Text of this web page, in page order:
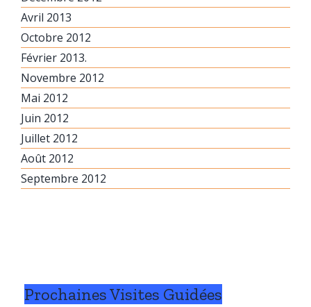
Avril 2013
Octobre 2012
Février 2013.
Novembre 2012
Mai 2012
Juin 2012
Juillet 2012
Août 2012
Septembre 2012
Prochaines Visites Guidées